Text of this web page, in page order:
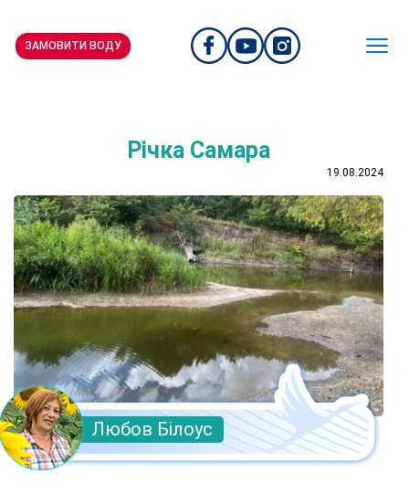
ЗАМОВИТИ ВОДУ
Річка Самара
19.08.2024
Любов Білоус